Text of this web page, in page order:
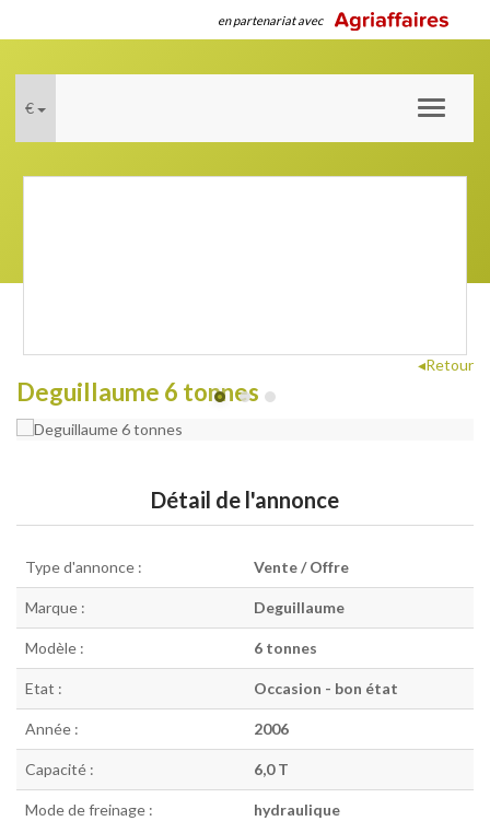
en partenariat avec
Toggle
€
◂Retour
Deguillaume 6 tonnes
Détail de l'annonce
Type d'annonce : Vente / Offre
Marque : Deguillaume
Modèle : 6 tonnes
Etat : Occasion - bon état
Année : 2006
Capacité : 6,0 T
Mode de freinage : hydraulique